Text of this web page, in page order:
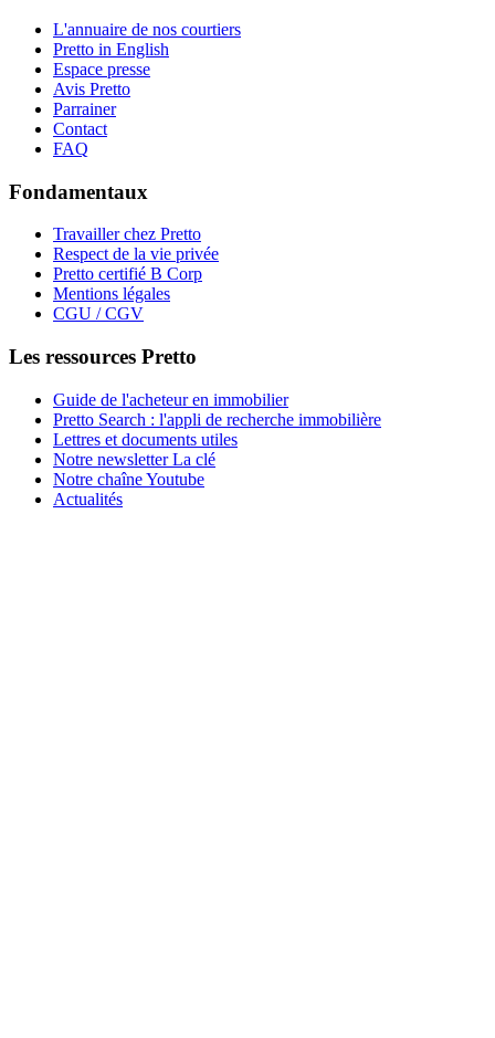
L'annuaire de nos courtiers
Pretto in English
Espace presse
Avis Pretto
Parrainer
Contact
FAQ
Fondamentaux
Travailler chez Pretto
Respect de la vie privée
Pretto certifié B Corp
Mentions légales
CGU / CGV
Les ressources Pretto
Guide de l'acheteur en immobilier
Pretto Search : l'appli de recherche immobilière
Lettres et documents utiles
Notre newsletter La clé
Notre chaîne Youtube
Actualités